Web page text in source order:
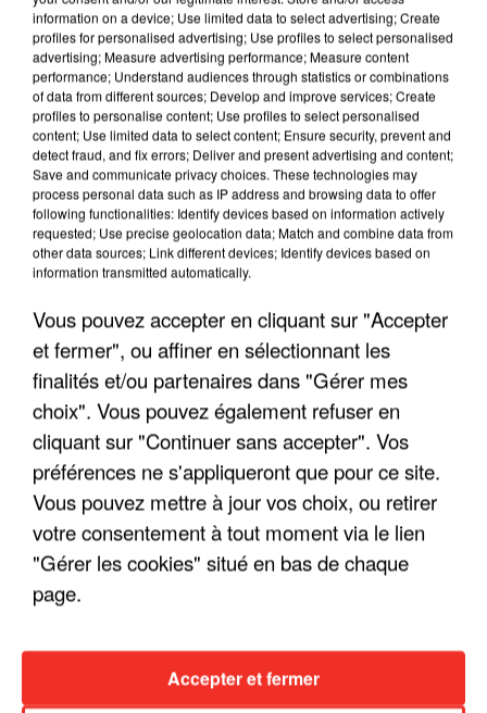
LES INTERVIEWS CHANTE
FRANCE
Voir plus
ENFOIRÉS"
"ON A TOUS LE TRAC"
"ON N'EST PAS DES PARENTS
information on a device; Use limited data to select advertising; Create
profiles for personalised advertising; Use profiles to select personalised
advertising; Measure advertising performance; Measure content
performance; Understand audiences through statistics or combinations
of data from different sources; Develop and improve services; Create
profiles to personalise content; Use profiles to select personalised
content; Use limited data to select content; Ensure security, prevent and
detect fraud, and fix errors; Deliver and present advertising and content;
Save and communicate privacy choices. These technologies may
process personal data such as IP address and browsing data to offer
following functionalities: Identify devices based on information actively
requested; Use precise geolocation data; Match and combine data from
other data sources; Link different devices; Identify devices based on
information transmitted automatically.
Vous pouvez accepter en cliquant sur "Accepter
et fermer", ou affiner en sélectionnant les
finalités et/ou partenaires dans "Gérer mes
choix". Vous pouvez également refuser en
cliquant sur "Continuer sans accepter". Vos
préférences ne s'appliqueront que pour ce site.
Vous pouvez mettre à jour vos choix, ou retirer
votre consentement à tout moment via le lien
"Gérer les cookies" situé en bas de chaque
page.
Accepter et fermer